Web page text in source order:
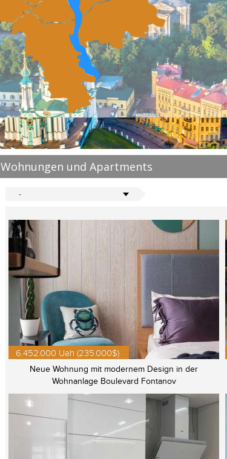
Wohnungen und Apartments
-
6.452.000 Uah (235.000$)
Neue Wohnung mit modernem Design in der
Wohnanlage Boulevard Fontanov